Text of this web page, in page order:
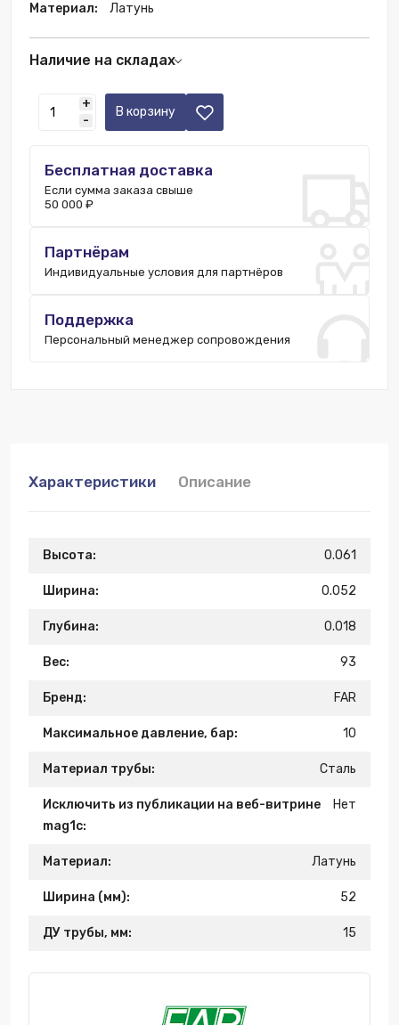
Материал:
Латунь
Наличие на складах
Москва:
119 шт.
Ростов-на-Дону:2 шт.
+
-
В корзину
Бесплатная доставка
Если сумма заказа свыше
50 000 ₽
Партнёрам
Индивидуальные условия для партнёров
Поддержка
Персональный менеджер сопровождения
Характеристики Описание
Высота: 0.061
Ширина: 0.052
Глубина: 0.018
Вес: 93
Бренд: FAR
Максимальное давление, бар: 10
Материал трубы: Сталь
Исключить из публикации на веб-витрине
mag1c:
Нет
Материал: Латунь
Ширина (мм): 52
ДУ трубы, мм: 15